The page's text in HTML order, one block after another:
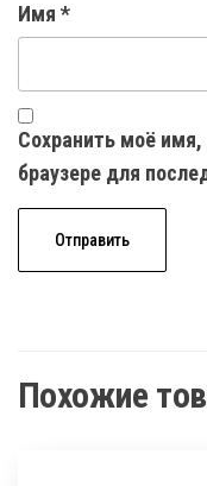
Имя *
Сохранить моё
браузере для
Похожие